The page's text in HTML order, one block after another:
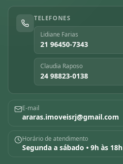
TELEFONES
Lidiane Farias
21 96450-7343
Claudia Raposo
24 98823-0138
E-mail
araras.imoveisrj@gmail.com
Horário de atendimento
Segunda a sábado • 9h às 18h